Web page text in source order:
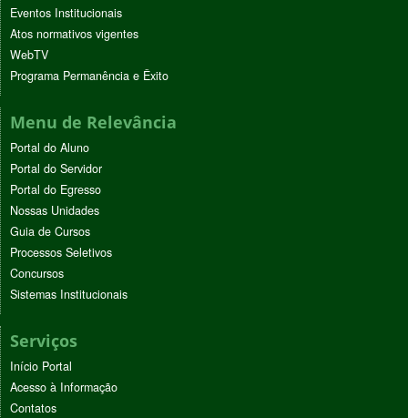
Eventos Institucionais
Atos normativos vigentes
WebTV
Programa Permanência e Êxito
Menu de Relevância
Portal do Aluno
Portal do Servidor
Portal do Egresso
Nossas Unidades
Guia de Cursos
Processos Seletivos
Concursos
Sistemas Institucionais
Serviços
Início Portal
Acesso à Informação
Contatos